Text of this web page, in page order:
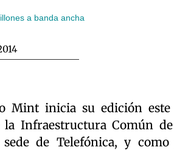
a banda ancha
Mint inicia su edición
Infraestructura Común
de Telefónica, y